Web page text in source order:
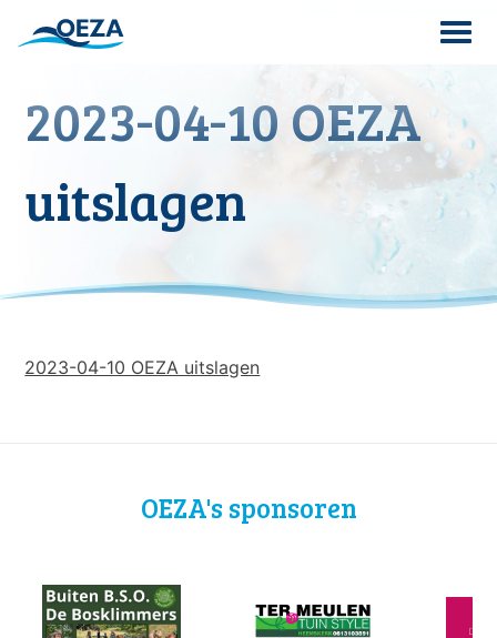
Search
for:
2023-04-10 OEZA
uitslagen
2023-04-10 OEZA uitslagen
OEZA's sponsoren